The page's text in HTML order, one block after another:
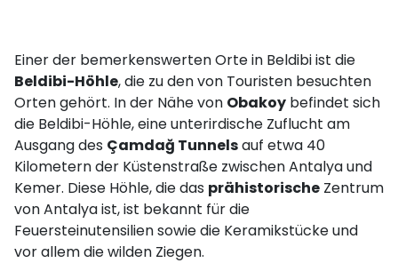
Einer der bemerkenswerten Orte in Beldibi ist die
Beldibi-Höhle, die zu den von Touristen besuchten
Orten gehört. In der Nähe von Obakoy befindet sich
die Beldibi-Höhle, eine unterirdische Zuflucht am
Ausgang des Çamdağ Tunnelsauf etwa 40
Kilometern der Küstenstraße zwischen Antalya und
Kemer. Diese Höhle, die das prähistorische Zentrum
von Antalya ist, ist bekannt für die
Feuersteinutensilien sowie die Keramikstücke und
vor allem die wilden Ziegen.